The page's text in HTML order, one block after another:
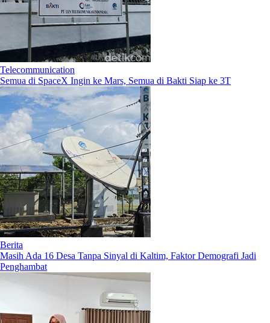
Telecommunication
Semua di SpaceX Ingin ke Mars, Semua di Bakti Siap ke 3T
Berita
Masih Ada 16 Desa Tanpa Sinyal di Kaltim, Faktor Demografi Jadi
Penghambat